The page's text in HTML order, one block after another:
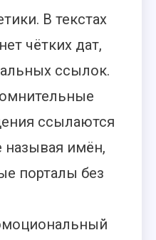
В текстах
чётких дат,
ссылок.
ссылаются
называя имён,
порталы без